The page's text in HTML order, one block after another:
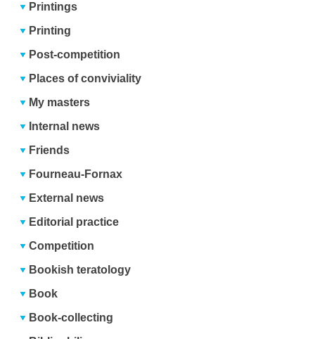
Printings
Printing
Post-competition
Places of conviviality
My masters
Internal news
Friends
Fourneau-Fornax
External news
Editorial practice
Competition
Bookish teratology
Book
Book-collecting